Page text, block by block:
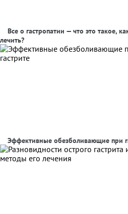
Все о гастропатии — что это такое,
лечить?
Эффективные обезболивающие при